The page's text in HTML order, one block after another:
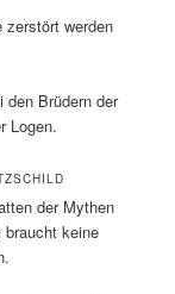
zerstört werden
den Brüdern der
Logen.
der Mythen
braucht keine